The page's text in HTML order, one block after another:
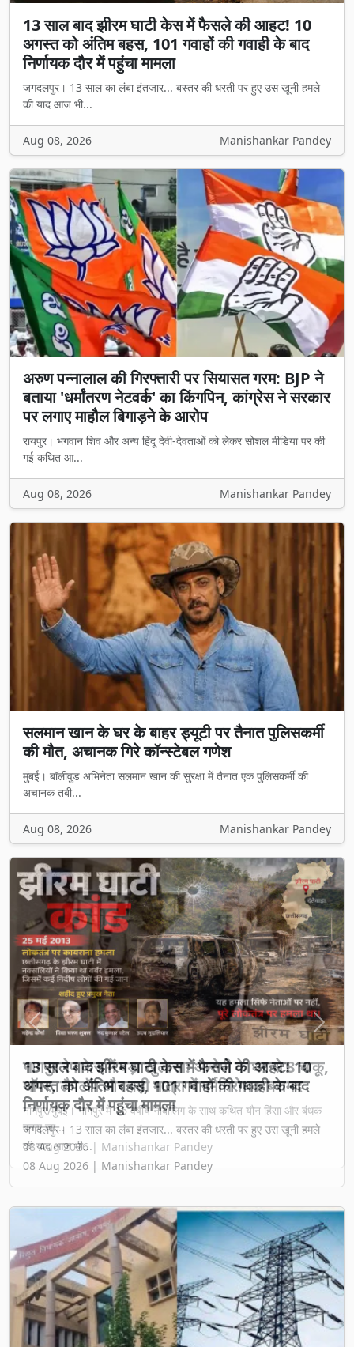
13 साल बाद झीरम घाटी केस में फैसले की आहट! 10
अगस्त को अंतिम बहस, 101 गवाहों की गवाही के बाद
निर्णायक दौर में पहुंचा मामला
जगदलपुर। 13 साल का लंबा इंतजार... बस्तर की धरती पर हुए उस खूनी हमले
की याद आज भी...
Aug 08, 2026 Manishankar Pandey
अरुण पन्नालाल की गिरफ्तारी पर सियासत गरम: BJP ने
बताया 'धर्मांतरण नेटवर्क' का किंगपिन, कांग्रेस ने सरकार
पर लगाए माहौल बिगाड़ने के आरोप
रायपुर। भगवान शिव और अन्य हिंदू देवी-देवताओं को लेकर सोशल मीडिया पर की
गई कथित आ...
Aug 08, 2026 Manishankar Pandey
सलमान खान के घर के बाहर ड्यूटी पर तैनात पुलिसकर्मी
की मौत, अचानक गिरे कॉन्स्टेबल गणेश
मुंबई। बॉलीवुड अभिनेता सलमान खान की सुरक्षा में तैनात एक पुलिसकर्मी की
अचानक तबी...
Aug 08, 2026 Manishankar Pandey
13 साल बाद झीरम घाटी केस में फैसले की आहट! 10
अगस्त को अंतिम बहस, 101 गवाहों की गवाही के बाद
निर्णायक दौर में पहुंचा मामला
जगदलपुर। 13 साल का लंबा इंतजार... बस्तर की धरती पर हुए उस खूनी हमले
की याद आज भी...
08 Aug 2026 | Manishankar Pandey
Previous Next